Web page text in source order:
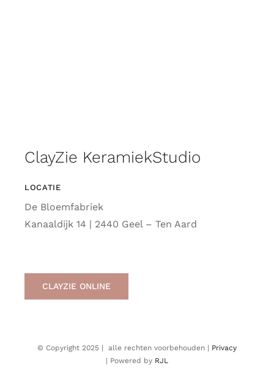
ClayZie KeramiekStudio
LOCATIE
De Bloemfabriek
Kanaaldijk 14 | 2440 Geel – Ten Aard
CLAYZIE ONLINE
© Copyright 2025 | alle rechten voorbehouden | Privacy
| Powered by RJL